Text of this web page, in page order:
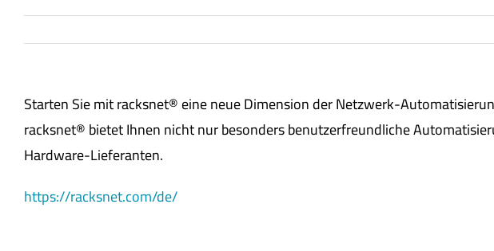
Starten Sie mit racksnet® eine neue Dimension der Netzwerk-
racksnet® bietet Ihnen nicht nur besonders benutzerfreundliche
Hardware-Lieferanten.
https://racksnet.com/de/